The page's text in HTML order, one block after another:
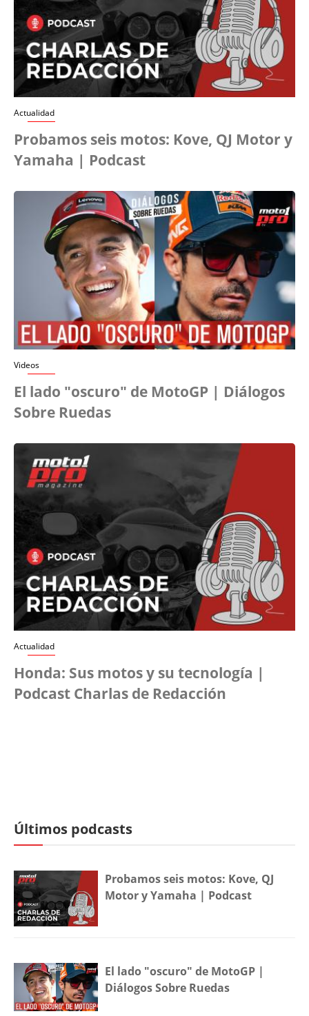
Actualidad
Probamos seis motos: Kove, QJ Motor y
Yamaha | Podcast
Videos
El lado "oscuro" de MotoGP | Diálogos
Sobre Ruedas
Actualidad
Honda: Sus motos y su tecnología |
Podcast Charlas de Redacción
Últimos podcasts
Probamos seis motos: Kove, QJ
Motor y Yamaha | Podcast
El lado "oscuro" de MotoGP |
Diálogos Sobre Ruedas